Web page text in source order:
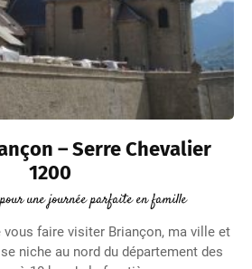
– Serre Chevalier
1200
une journée parfaite en famille
vous faire visiter Briançon, ma ville et
niche au nord du département des